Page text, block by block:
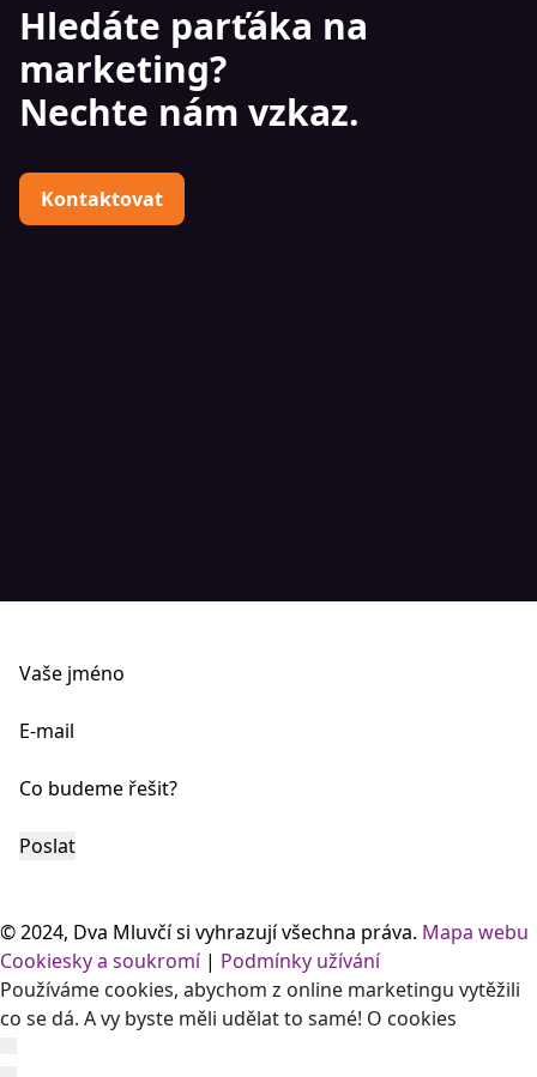
Hledáte parťáka na
marketing?
Nechte nám vzkaz.
Kontaktovat
Vaše jméno
E-mail
Co budeme řešit?
© 2024, Dva Mluvčí si vyhrazují všechna práva. Mapa webu
Cookiesky a soukromí| Podmínky užívání
Používáme cookies, abychom z online marketingu vytěžili
co se dá. A vy byste měli udělat to samé! O cookies